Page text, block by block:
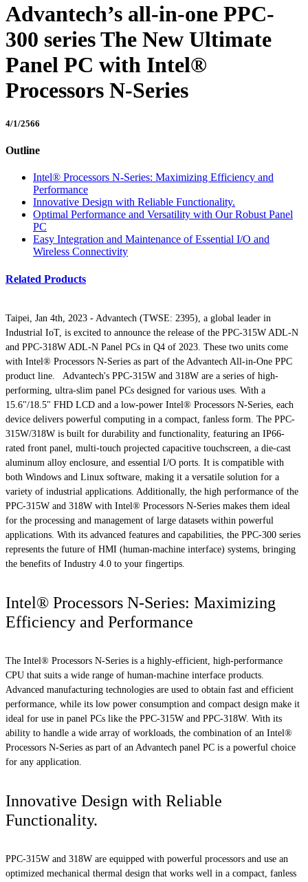
Advantech’s all-in-one PPC-
300 series The New Ultimate
Panel PC with Intel®
Processors N-Series
4/1/2566
Outline
Intel® Processors N-Series: Maximizing Efficiency and
Performance
Innovative Design with Reliable Functionality.
Optimal Performance and Versatility with Our Robust Panel
PC
Easy Integration and Maintenance of Essential I/O and
Wireless Connectivity
Related Products
Taipei, Jan 4th, 2023 - Advantech (TWSE: 2395), a global leader in
Industrial IoT, is excited to announce the release of the PPC-315W ADL-N
and PPC-318W ADL-N Panel PCs in Q4 of 2023. These two units come
with Intel® Processors N-Series as part of the Advantech All-in-One PPC
product line. Advantech's PPC-315W and 318W are a series of high-
performing, ultra-slim panel PCs designed for various uses. With a
15.6"/18.5" FHD LCD and a low-power Intel® Processors N-Series, each
device delivers powerful computing in a compact, fanless form. The PPC-
315W/318W is built for durability and functionality, featuring an IP66-
rated front panel, multi-touch projected capacitive touchscreen, a die-cast
aluminum alloy enclosure, and essential I/O ports. It is compatible with
both Windows and Linux software, making it a versatile solution for a
variety of industrial applications. Additionally, the high performance of the
PPC-315W and 318W with Intel® Processors N-Series makes them ideal
for the processing and management of large datasets within powerful
applications. With its advanced features and capabilities, the PPC-300 series
represents the future of HMI (human-machine interface) systems, bringing
the benefits of Industry 4.0 to your fingertips.
Intel® Processors N-Series: Maximizing
Efficiency and Performance
The Intel® Processors N-Series is a highly-efficient, high-performance
CPU that suits a wide range of human-machine interface products.
Advanced manufacturing technologies are used to obtain fast and efficient
performance, while its low power consumption and compact design make it
ideal for use in panel PCs like the PPC-315W and PPC-318W. With its
ability to handle a wide array of workloads, the combination of an Intel®
Processors N-Series as part of an Advantech panel PC is a powerful choice
for any application.
Innovative Design with Reliable
Functionality.
PPC-315W and 318W are equipped with powerful processors and use an
optimized mechanical thermal design that works well in a compact, fanless